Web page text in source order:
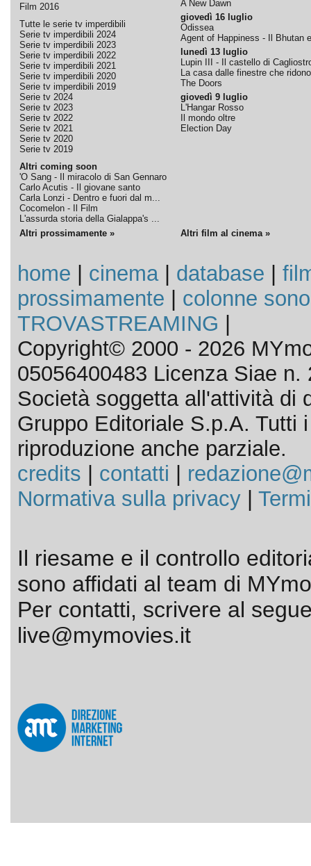
Film 2016
Tutte le serie tv imperdibili
Serie tv imperdibili 2024
Serie tv imperdibili 2023
Serie tv imperdibili 2022
Serie tv imperdibili 2021
Serie tv imperdibili 2020
Serie tv imperdibili 2019
Serie tv 2024
Serie tv 2023
Serie tv 2022
Serie tv 2021
Serie tv 2020
Serie tv 2019
Altri coming soon
'O Sang - Il miracolo di San Gennaro
Carlo Acutis - Il giovane santo
Carla Lonzi - Dentro e fuori dal m...
Cocomelon - Il Film
L'assurda storia della Gialappa's ...
A New Dawn
giovedì 16 luglio
Odissea
Agent of Happiness - Il Bhutan
lunedì 13 luglio
Lupin III - Il castello di
La casa dalle finestre che ridono
The Doors
giovedì 9 luglio
L'Hangar Rosso
Il mondo oltre
Election Day
Altri prossimamente » Altri film al cinema »
home cinema| database
prossimamente
colonne
TROVASTREAMING
Copyright© 2000 - 2026
05056400483 Licenza Siae n.
Società soggetta all'attività di
Gruppo Editoriale S.p.A. Tutti
riproduzione anche parziale.
credits
contatti
Normativa sulla privacy|
Il riesame e il controllo
sono affidati al team di
Per contatti, scrivere al
live@mymovies.it